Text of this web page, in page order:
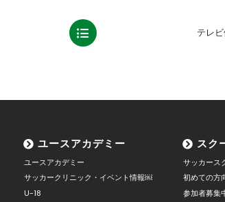
テレ
ユースアカデミー
ユースアカデミー
サッカークリニック・イベント情報￼
U-18
スク
サッカース
初めての方
参加者募集